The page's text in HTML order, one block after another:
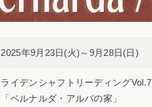
2025年9月23日(火)～9月28日(日)
ライデンシャフトリーディングVol.7
「ベルナルダ・アルバの家」